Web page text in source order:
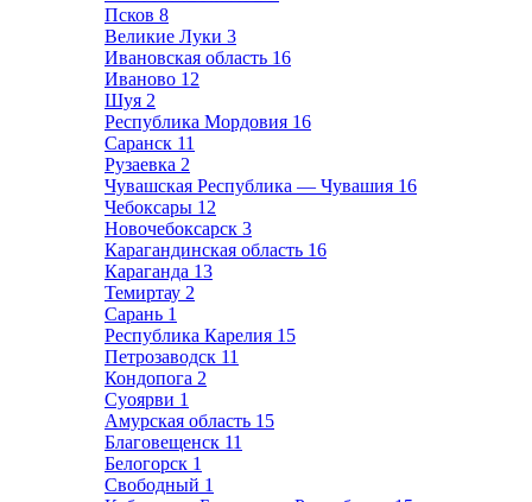
Псков 8
Великие Луки 3
Ивановская область 16
Иваново 12
Шуя 2
Республика Мордовия 16
Саранск 11
Рузаевка 2
Чувашская Республика — Чувашия 16
Чебоксары 12
Новочебоксарск 3
Карагандинская область 16
Караганда 13
Темиртау 2
Сарань 1
Республика Карелия 15
Петрозаводск 11
Кондопога 2
Суоярви 1
Амурская область 15
Благовещенск 11
Белогорск 1
Свободный 1